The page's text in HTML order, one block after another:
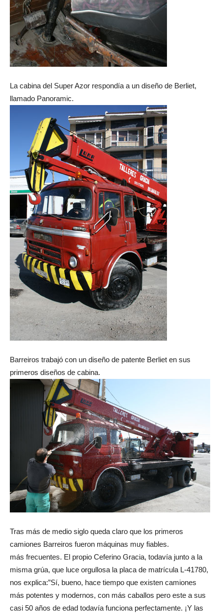
La cabina del Super Azor respondía a un diseño de Berliet,
llamado Panoramic.
Barreiros trabajó con un diseño de patente Berliet en sus
primeros diseños de cabina.
Tras más de medio siglo queda claro que los primeros
camiones Barreiros fueron máquinas muy fiables.
más frecuentes. El propio Ceferino Gracia, todavía junto a la
misma grúa, que luce orgullosa la placa de matrícula L-41780,
nos explica:”Sí, bueno, hace tiempo que existen camiones
más potentes y modernos, con más caballos pero este a sus
casi 50 años de edad todavía funciona perfectamente. ¡Y las